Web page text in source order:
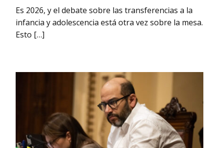
Es 2026, y el debate sobre las transferencias a la
infancia y adolescencia está otra vez sobre la mesa.
Esto […]